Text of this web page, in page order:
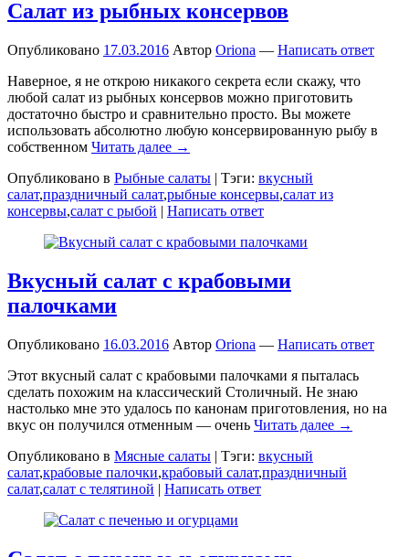
Салат из рыбных консервов
Опубликовано 17.03.2016 Автор Oriona — Написать ответ
Наверное, я не открою никакого секрета если скажу, что
любой салат из рыбных консервов можно приготовить
достаточно быстро и сравнительно просто. Вы можете
использовать абсолютно любую консервированную рыбу в
собственном Читать далее →
Опубликовано в Рыбные салаты | Тэги: вкусный
салат,праздничный салат,рыбные консервы,салат из
консервы,салат с рыбой | Написать ответ
Вкусный салат с крабовыми
палочками
Опубликовано 16.03.2016 Автор Oriona — Написать ответ
Этот вкусный салат с крабовыми палочками я пыталась
сделать похожим на классический Столичный. Не знаю
настолько мне это удалось по канонам приготовления, но на
вкус он получился отменным — очень Читать далее →
Опубликовано в Мясные салаты | Тэги: вкусный
салат,крабовые палочки,крабовый салат,праздничный
салат,салат с телятиной | Написать ответ